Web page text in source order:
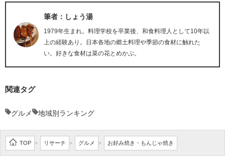
筆者：しょう湯
1979年生まれ。料理学校を卒業後、和食料理人として10年以
上の経験あり。日本各地の郷土料理や季節の食材に触れた
い。好きな食材は菜の花とめかぶ。
関連タグ
グルメ 地域別ランキング
TOP > リサーチ > グルメ > お好み焼き・もんじゃ焼き